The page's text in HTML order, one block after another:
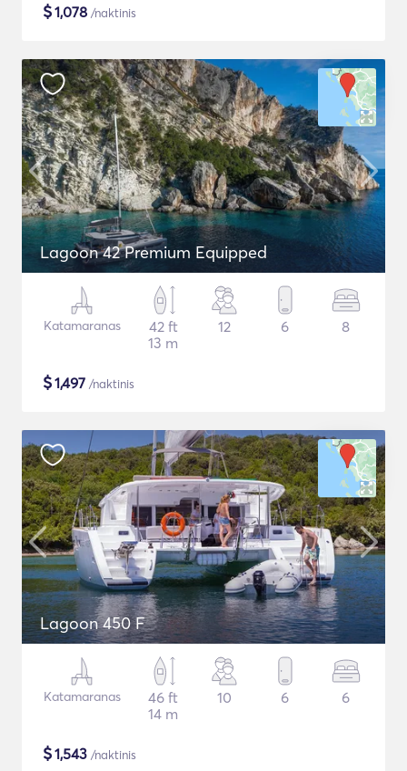
$1,078 /naktinis
Lagoon 42 Premium Equipped
Katamaranas
42 ft
13 m
12 6 8
$1,497 /naktinis
Lagoon 450 F
Katamaranas
46 ft
14 m
10 6 6
$1,543 /naktinis